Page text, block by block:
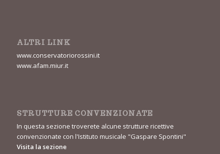
ALTRI LINK
www.conservatoriorossini.it
www.afam.miur.it
STRUTTURE CONVENZIONATE
In questa sezione troverete alcune strutture ricettive
convenzionate con l'Istituto musicale "Gaspare Spontini"
Visita la sezione